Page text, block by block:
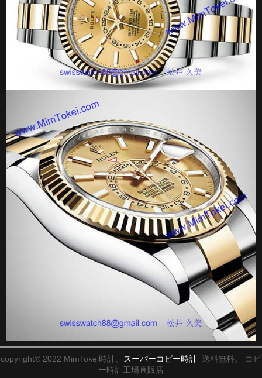
copyright© 2022 MimTokei時計、 スーパーコピー時計 送料無料。 コピ
ー時計工場直販店